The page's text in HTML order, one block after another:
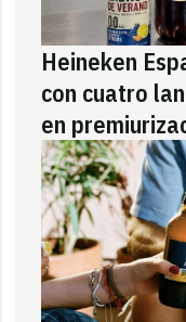
Heineken
con cuatro
en